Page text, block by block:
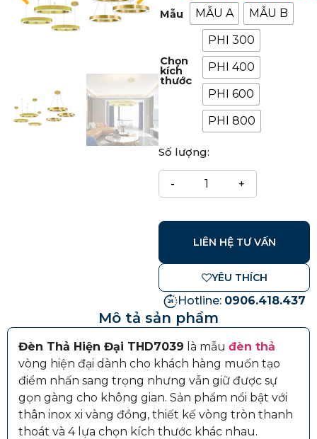
Mẫu MẪU A MẪU B
Chọn
kích
thước
PHI 300
PHI 400
PHI 600
PHI 800
Số lượng:
LIÊN HỆ TƯ VẤN
YÊU THÍCH
Hotline: 0906.418.437
Mô tả sản phẩm
Đèn Thả Hiện Đại THD7039 là mẫu đèn thả
vòng hiện đại dành cho khách hàng muốn tạo
điểm nhấn sang trọng nhưng vẫn giữ được sự
gọn gàng cho không gian. Sản phẩm nổi bật với
thân inox xi vàng đồng, thiết kế vòng tròn thanh
thoát và 4 lựa chọn kích thước khác nhau.